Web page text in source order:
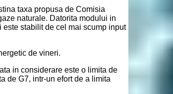
taxa propusa de Comisia
naturale. Datorita modului in
stabilit de cel mai scump input
de vineri.
in considerare este o limita de
de G7, intr-un efort de a limita